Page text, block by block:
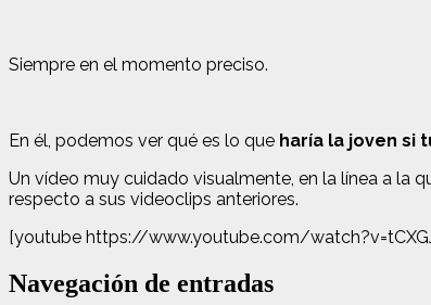
Siempre en el momento preciso.
En él, podemos ver qué es lo que haría la joven si
Un vídeo muy cuidado visualmente, en la línea a la
respecto a sus videoclips anteriores.
[youtube https://www.youtube.com/
Navegación de entradas